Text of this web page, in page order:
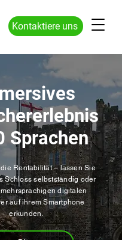
Kontaktiere uns
Sprachen
Rentabilität – lassen Sie
Schloss selbstständig oder
digitalen
auf ihrem Smartphone
erkunden.​